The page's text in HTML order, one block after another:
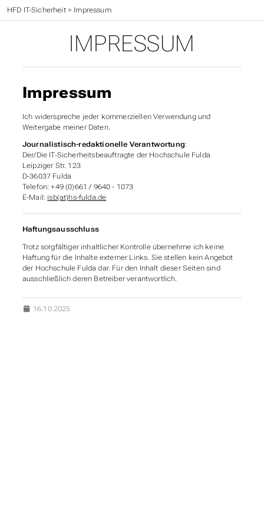
HFD IT-Sicherheit> Impressum
IMPRESSUM
Impressum
Ich widerspreche jeder kommerziellen Verwendung und
Weitergabe meiner Daten.
Journalistisch-redaktionelle Verantwortung:
Der/Die IT-Sicherheitsbeauftragte der Hochschule Fulda
Leipziger Str. 123
D-36037 Fulda
Telefon: +49 (0)661 / 9640 - 1073
E-Mail: isb(at)hs-fulda.de
Haftungsausschluss
Trotz sorgfältiger inhaltlicher Kontrolle übernehme ich keine
Haftung für die Inhalte externer Links. Sie stellen kein Angebot
der Hochschule Fulda dar. Für den Inhalt dieser Seiten sind
ausschließlich deren Betreiber verantwortlich.
16.10.2025